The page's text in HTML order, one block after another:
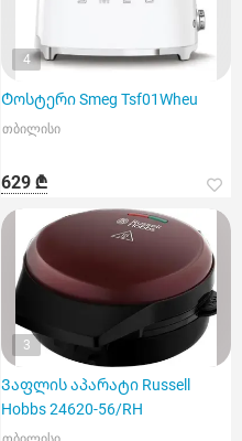
4
Ტოსტერი Smeg Tsf01Wheu
თბილისი
629 ₾
3
Ვაფლის აპარატი Russell
Hobbs 24620-56/RH